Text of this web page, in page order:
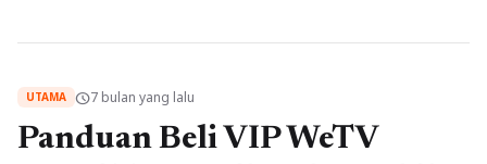
UTAMA schedule7 bulan yang lalu
Panduan Beli VIP WeTV